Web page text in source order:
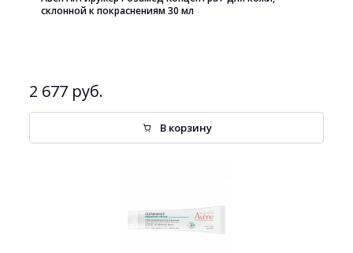
склонной к покраснениям 30 мл
2 677 руб.
В корзину